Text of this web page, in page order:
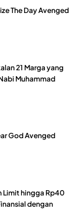
The Day Avenged
21 Marga yang
Muhammad
God Avenged
Limit hingga Rp40
dengan